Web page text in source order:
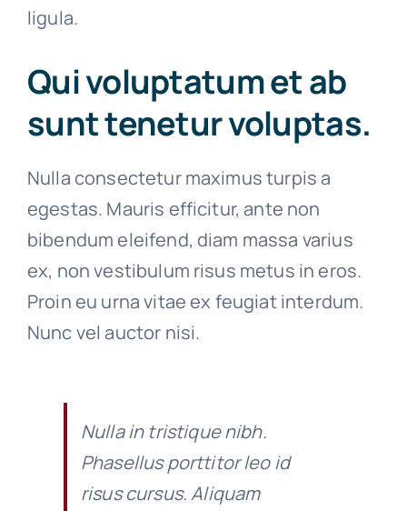
ligula.
Qui voluptatum et ab
sunt tenetur voluptas.
Nulla consectetur maximus turpis a
egestas. Mauris efficitur, ante non
bibendum eleifend, diam massa varius
ex, non vestibulum risus metus in eros.
Proin eu urna vitae ex feugiat interdum.
Nunc vel auctor nisi.
Nulla in tristique nibh.
Phasellus porttitor leo id
risus cursus. Aliquam